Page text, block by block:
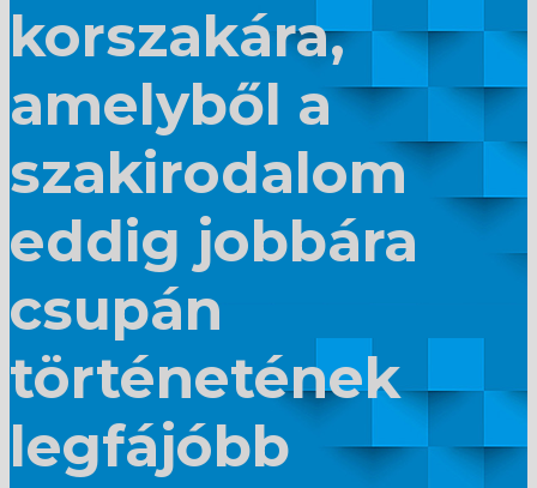
korszakára,
amelyből a
szakirodalom
eddig jobbára
csupán
történetének
legfájóbb